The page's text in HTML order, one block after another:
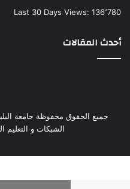
Last 30 Days Views: 136٬780
أحدث المقالات
الشبكات و التعليم